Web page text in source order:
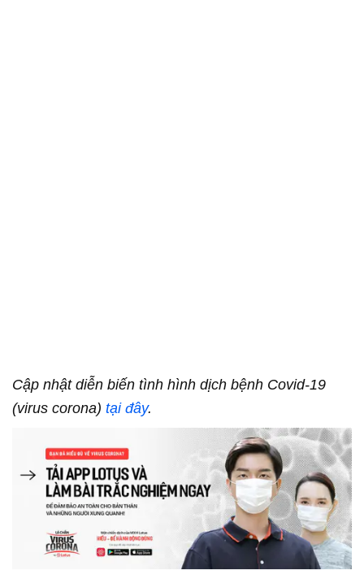
Cập nhật diễn biến tình hình dịch bệnh Covid-19
(virus corona) tại đây.